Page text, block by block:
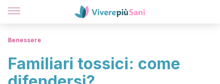
Benessere
Familiari tossici: come